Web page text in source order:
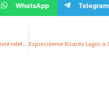
WhatsApp Telegram
Director del Trabajo descarta ilegalidad en dictamen que permite teletrabajo en vacaciones de invierno